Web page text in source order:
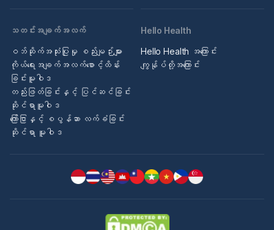
သတင်းအချက်အလက်
ဝဘ်ဆိုက်အသုံးပြုမှု စည်းမျဉ်းများ
ကိုယ်ရေးအချက်အလက်စောင့်ထိန်း
ခြင်းမူဝါဒ
တည်းဖြတ်ခြင်းနှင့် ပြင်ဆင်ခြင်း
ဆိုင်ရာမူဝါဒ
ကြော်ငြာနှင့် စပွန်ဆာ လက်ခံခြင်း
ဆိုင်ရာ မူဝါဒ
Hello Health
Hello Health အကြောင်း
ကျွန်ုပ်တို့အကြောင်း